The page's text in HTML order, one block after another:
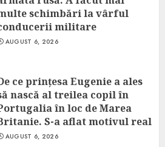
schimbări la vârful
militare
AUGUST 6, 2026
ce prințesa Eugenie a ales
nască al treilea copil în
în loc de Marea
S-a aflat motivul real
AUGUST 6, 2026